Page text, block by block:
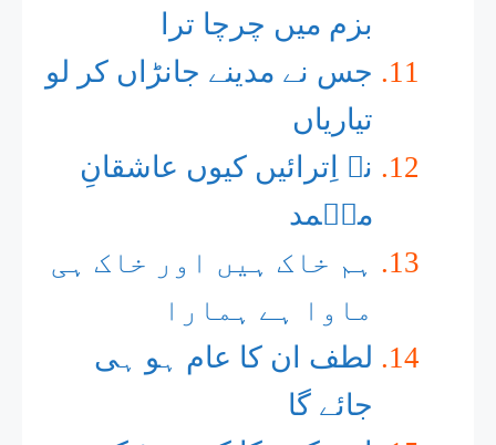
بزم میں چرچا ترا
جس نے مدینے جانڑاں کر لو
تیاریاں
نہ اِترائیں کیوں عاشقانِ
محؐمد
ہم خاک ہیں اور خاک ہی
ماوا ہے ہمارا
لطف ان کا عام ہو ہی
جائے گا